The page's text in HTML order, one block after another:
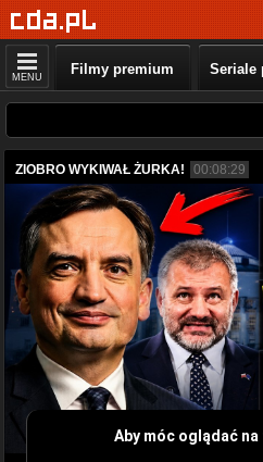
MENU Filmy premium Seriale
ZIOBRO WYKIWAŁ ŻURKA! 00:08:29
Aby móc oglądać